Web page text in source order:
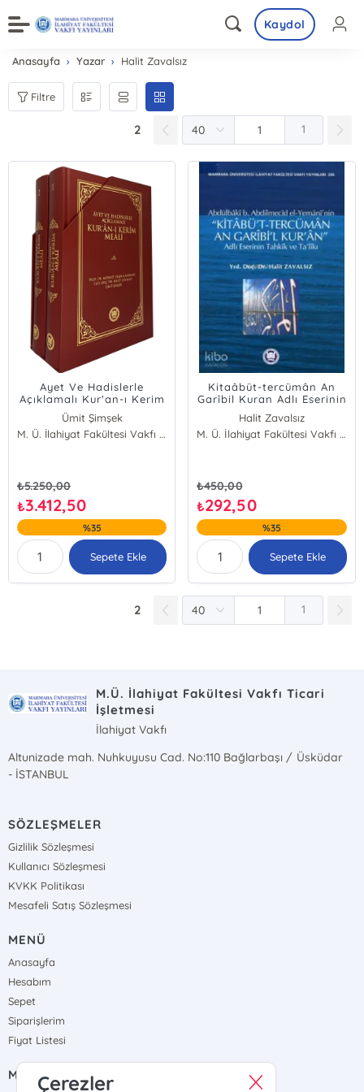
Kaydol
Anasayfa Yazar Halit Zavalsız
Filtre
2 1
Ayet Ve Hadislerle
Açıklamalı Kur'an-ı Kerim
Meali (Ciltli)
Ümit Şimşek
Halit Zavalsız
M. Ü. İlahiyat Fakültesi Vakfı Yayınları
₺5.250,00
₺3.412,50
%35
Sepete Ekle
Kitaâbüt-tercümân An
Garîbil Kuran Adlı Eserinin
Tahkîk ve Talîkı
Halit Zavalsız
M. Ü. İlahiyat Fakültesi Vakfı Yayınları
₺450,00
₺292,50
%35
Sepete Ekle
2 1
M.Ü. İlahiyat Fakültesi Vakfı Ticari
İşletmesi
İlahiyat Vakfı
Altunizade mah. Nuhkuyusu Cad. No:110 Bağlarbaşı / Üsküdar
- İSTANBUL
SÖZLEŞMELER
Gizlilik Sözleşmesi
Kullanıcı Sözleşmesi
KVKK Politikası
Mesafeli Satış Sözleşmesi
MENÜ
Anasayfa
Hesabım
Sepet
Siparişlerim
Fiyat Listesi
MÜŞTERİ HİZMETLERİ
Çerezler